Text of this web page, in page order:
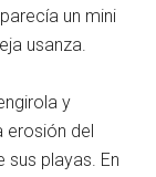
un mini
usanza.
y
erosión del
sus playas. En